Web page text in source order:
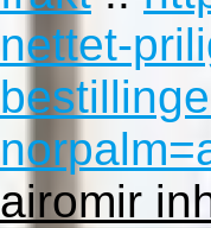
nettet-
airomir